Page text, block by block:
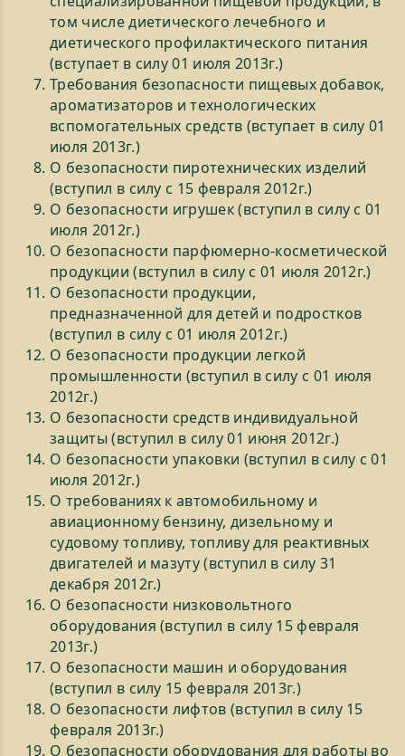
том числе диетического лечебного и
диетического профилактического питания
(вступает в силу 01 июля 2013г.)
Требования безопасности пищевых добавок,
ароматизаторов и технологических
вспомогательных средств (вступает в силу 01
июля 2013г.)
О безопасности пиротехнических изделий
(вступил в силу с 15 февраля 2012г.)
О безопасности игрушек (вступил в силу с 01
июля 2012г.)
О безопасности парфюмерно-косметической
продукции (вступил в силу с 01 июля 2012г.)
О безопасности продукции,
предназначенной для детей и подростков
(вступил в силу с 01 июля 2012г.)
О безопасности продукции легкой
промышленности (вступил в силу с 01 июля
2012г.)
О безопасности средств индивидуальной
защиты (вступил в силу 01 июня 2012г.)
О безопасности упаковки (вступил в силу с 01
июля 2012г.)
О требованиях к автомобильному и
авиационному бензину, дизельному и
судовому топливу, топливу для реактивных
двигателей и мазуту (вступил в силу 31
декабря 2012г.)
О безопасности низковольтного
оборудования (вступил в силу 15 февраля
2013г.)
О безопасности машин и оборудования
(вступил в силу 15 февраля 2013г.)
О безопасности лифтов (вступил в силу 15
февраля 2013г.)
О безопасности оборудования для работы во